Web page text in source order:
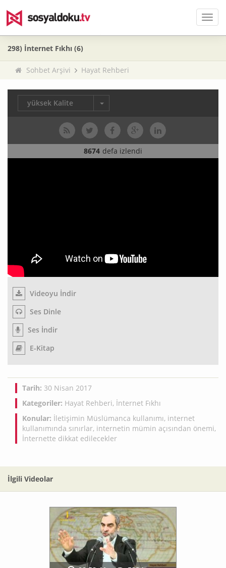
Menü
298) İnternet Fıkhı (6)
Sohbet Arşivi Hayat Rehberi
yüksek Kalite
8674 defa izlendi
Videoyu İndir
Ses Dinle
Ses İndir
E-Kitap
Tarih: 30 Nisan 2017
Kategoriler: Hayat Rehberi, İnternet Fıkhı
Konular: İletişimin Müslümanca kullanımı, internet
kullanımında sınırlar, internetin mümin açısından önemi,
İnternette dikkat edilecekler
İlgili Videolar